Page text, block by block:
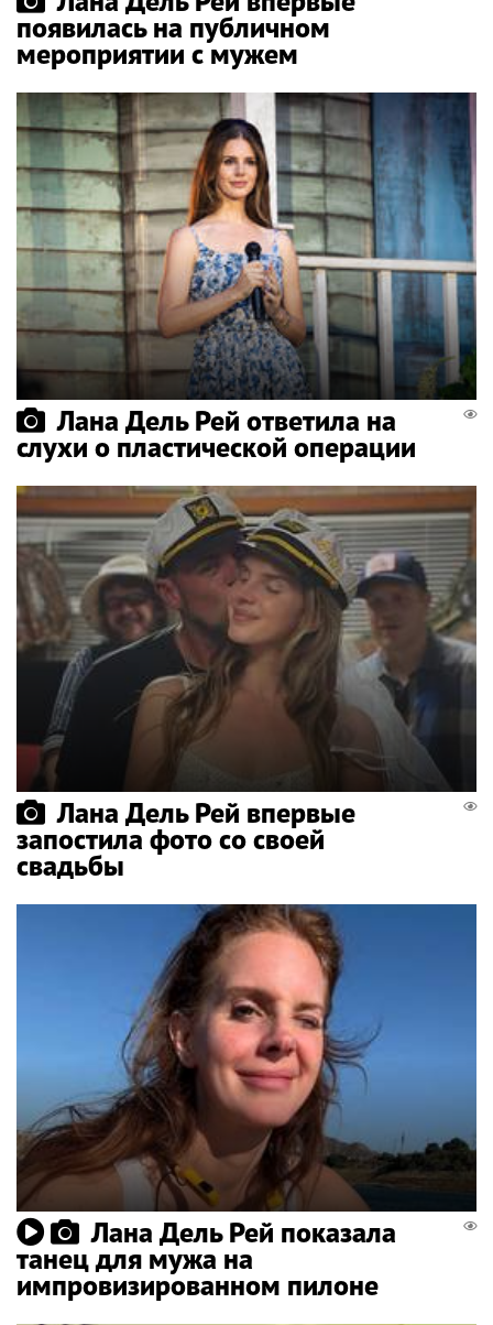
появилась на публичном
мероприятии с мужем
Лана Дель Рей ответила на
слухи о пластической операции
Лана Дель Рей впервые
запостила фото со своей
свадьбы
Лана Дель Рей показала
танец для мужа на
импровизированном пилоне